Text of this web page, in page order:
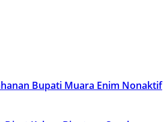
Bupati Muara Enim Nonaktif